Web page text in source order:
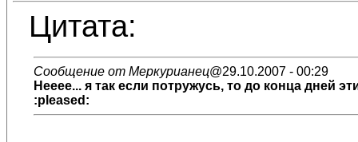
Цитата:
Сообщение от Меркурианец@29.10.2007 - 00:29
Нееее... я так если потружусь, то до конца дней
:pleased: